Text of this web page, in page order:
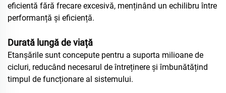
eficientă fără frecare excesivă, menținând un echilibru între
performanță și eficiență.
Durată lungă de viață
Etanșările sunt concepute pentru a suporta milioane de
cicluri, reducând necesarul de întreținere și îmbunătățind
timpul de funcționare al sistemului.